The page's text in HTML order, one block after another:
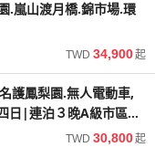
.嵐山渡月橋.錦市場.環
TWD 34,900起
護鳳梨園.無人電動車,
日|連泊３晚A級市區飯
TWD 30,800起